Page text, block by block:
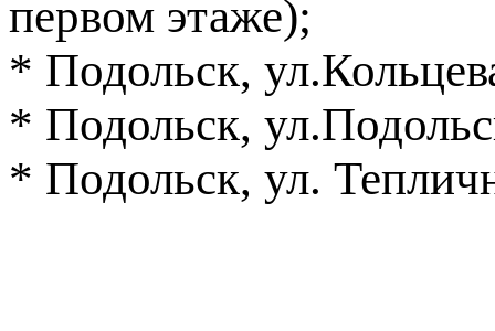
первом этаже);
* Подольск,
* Подольск,
* Подольск, ул.